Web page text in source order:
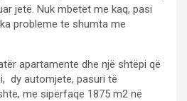
jetë. Nuk mbetet me kaq, pasi
probleme te shumta me
apartamente dhe një shtëpi që
dy automjete, pasuri të
me sipërfaqe 1875 m2 në